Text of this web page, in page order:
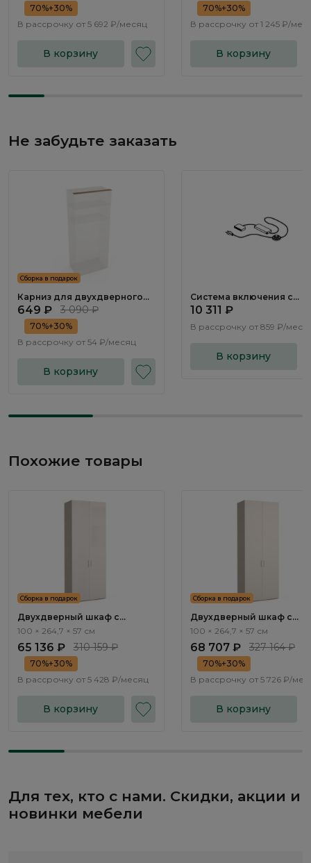
70%+30%
В рассрочку от 5 692 ₽/месяц
В корзину
70%+30%
В рассрочку от 1 245 ₽/
В корзину
Не забудьте заказать
Сборка в подарок
Карниз для двухдверного
шкафа Эсте / Este ST881.0
649 ₽ 3 090 ₽
70%+30%
В рассрочку от 54 ₽/месяц
В корзину
Система включения с
трансформатором SV148
10 311 ₽
В рассрочку от 859 ₽/
В корзину
Похожие товары
Сборка в подарок
Двухдверный шкаф с
антресолью Эсте / Este
100 × 264,7 × 57 см
65 136 ₽ 310 159 ₽
70%+30%
В рассрочку от 5 428 ₽/месяц
В корзину
Сборка в подарок
Двухдверный шкаф с
антресолью Эсте / Este
100 × 264,7 × 57 см
68 707 ₽ 327 164 ₽
70%+30%
В рассрочку от 5 726 ₽/
В корзину
Для тех, кто с нами. Скидки, акции и
новинки мебели